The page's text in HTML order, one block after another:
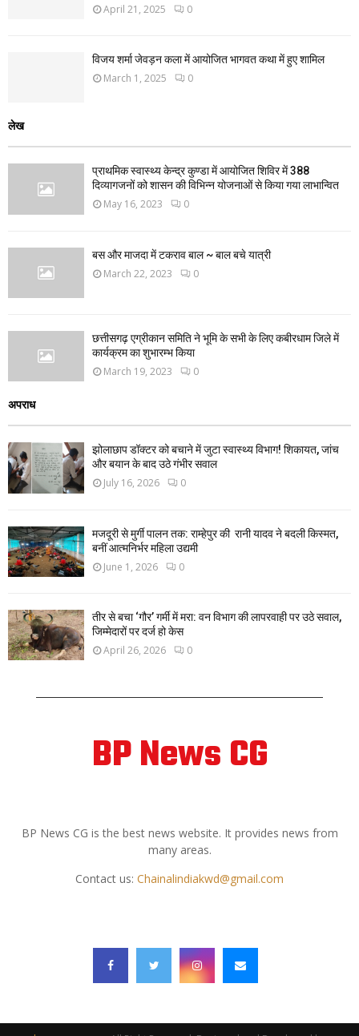
April 21, 2025 0
विजय शर्मा जेवड़न कला में आयोजित भागवत कथा में हुए शामिल
March 1, 2025 0
लेख
प्राथमिक स्वास्थ्य केन्द्र कुण्डा में आयोजित शिविर में 388
दिव्यागजनों को शासन की विभिन्न योजनाओं से किया गया लाभान्वित
May 16, 2023 0
बस और माजदा में टकराव बाल ~ बाल बचे यात्री
March 22, 2023 0
छत्तीसगढ़ एग्रीकान समिति ने भूमि के सभी के लिए कबीरधाम जिले में
कार्यक्रम का शुभारम्भ किया
March 19, 2023 0
अपराध
झोलाछाप डॉक्टर को बचाने में जुटा स्वास्थ्य विभाग! शिकायत, जांच
और बयान के बाद उठे गंभीर सवाल
July 16, 2026 0
मजदूरी से मुर्गी पालन तक: राम्हेपुर की रानी यादव ने बदली किस्मत,
बनीं आत्मनिर्भर महिला उद्यमी
June 1, 2026 0
तीर से बचा ‘गौर’ गर्मी में मरा: वन विभाग की लापरवाही पर उठे सवाल,
जिम्मेदारों पर दर्ज हो केस
April 26, 2026 0
BP News CG
BP News CG is the best news website. It provides news from
many areas.
Contact us: Chainalindiakwd@gmail.com